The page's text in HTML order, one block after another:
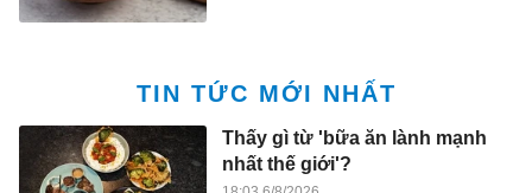
TIN TỨC MỚI NHẤT
Thấy gì từ 'bữa ăn lành mạnh
nhất thế giới'?